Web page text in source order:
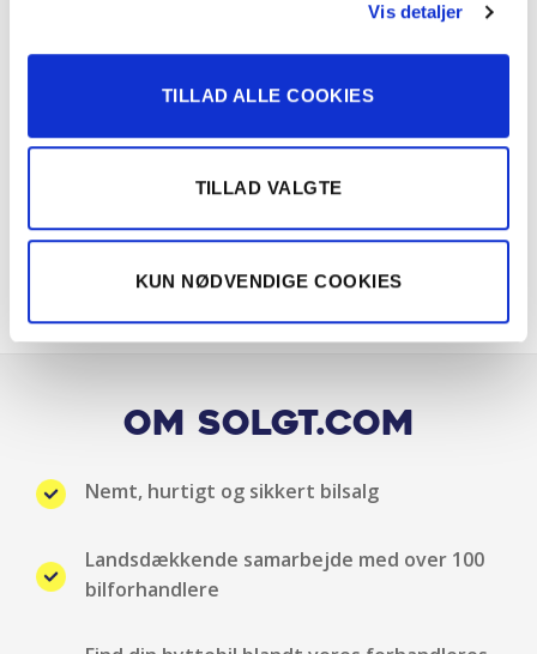
Vis detaljer
TILLAD ALLE COOKIES
TILLAD VALGTE
KUN NØDVENDIGE COOKIES
Om Solgt.com
Nemt, hurtigt og sikkert bilsalg
Landsdækkende samarbejde med over 100
bilforhandlere